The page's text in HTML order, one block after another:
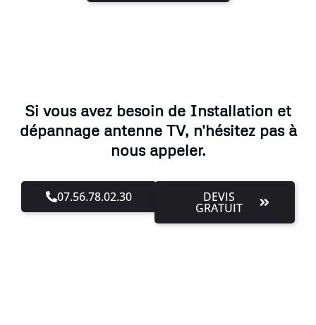
Si vous avez besoin de Installation et
dépannage antenne TV, n'hésitez pas à
nous appeler.
07.56.78.02.30 DEVIS
GRATUIT